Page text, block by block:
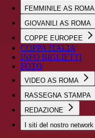
FEMMINILE AS ROMA
GIOVANILI AS ROMA
COPPE EUROPEE
COPPA ITALIA
INFO BIGLIETTI
FOTO
VIDEO AS ROMA
RASSEGNA STAMPA
REDAZIONE
I siti del nostro network